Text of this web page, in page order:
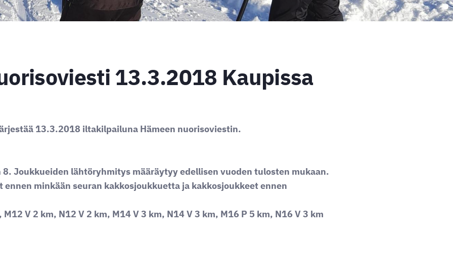
13.3.2018 Kaupissa
13.3.2018 iltakilpailuna Hämeen nuorisoviestin.
Joukkueiden lähtöryhmitys määräytyy edellisen vuoden tulosten mukaan.
ennen minkään seuran kakkosjoukkuetta ja kakkosjoukkeet ennen
V 2 km, N12 V 2 km, M14 V 3 km, N14 V 3 km, M16 P 5 km, N16 V 3 km